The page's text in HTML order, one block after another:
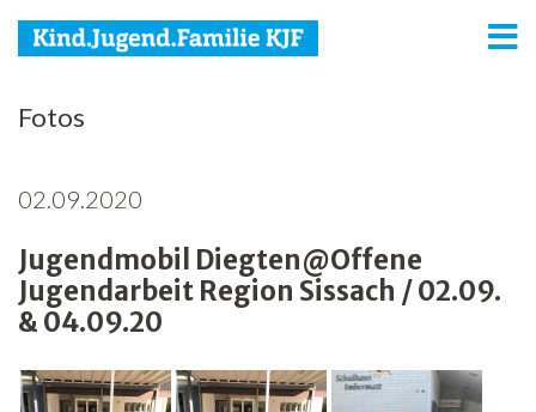
KJF
Jugend
Familie
Media
Agenda
Fotos
02.09.2020
Jugendmobil Diegten@Offene
Jugendarbeit Region Sissach / 02.09.
& 04.09.20